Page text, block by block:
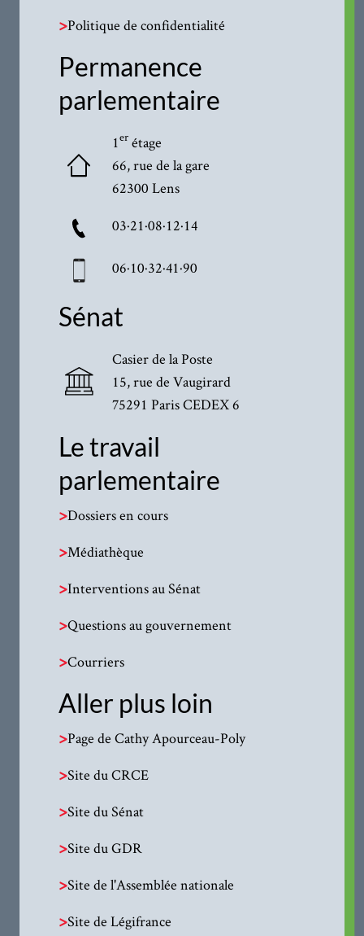
>Politique de confidentialité
Permanence
parlementaire
1erétage
66, rue de la gare
62300 Lens
03·21·08·12·14
06·10·32·41·90
Sénat
Casier de la Poste
15, rue de Vaugirard
75291 Paris CEDEX 6
Le travail
parlementaire
>Dossiers en cours
>Médiathèque
>Interventions au Sénat
>Questions au gouvernement
>Courriers
Aller plus loin
>Page de Cathy Apourceau-Poly
>Site du CRCE
>Site du Sénat
>Site du GDR
>Site de l'Assemblée nationale
>Site de Légifrance